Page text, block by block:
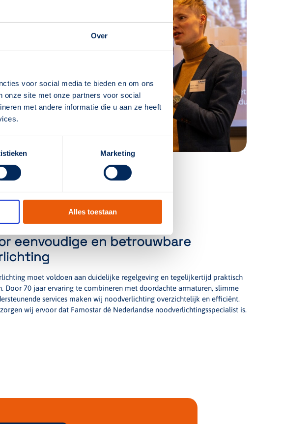
Over
voor social media te bieden en om ons
onze site met onze partners voor social
met andere informatie die u aan ze heeft
Marketing
Alles toestaan
eenvoudige en betrouwbare
moet voldoen aan duidelijke regelgeving en tegelijkertijd praktisch
Door 70 jaar ervaring te combineren met doordachte armaturen, slimme
services maken wij noodverlichting overzichtelijk en efficiënt.
wij ervoor dat Famostar dé Nederlandse noodverlichtingsspecialist is.